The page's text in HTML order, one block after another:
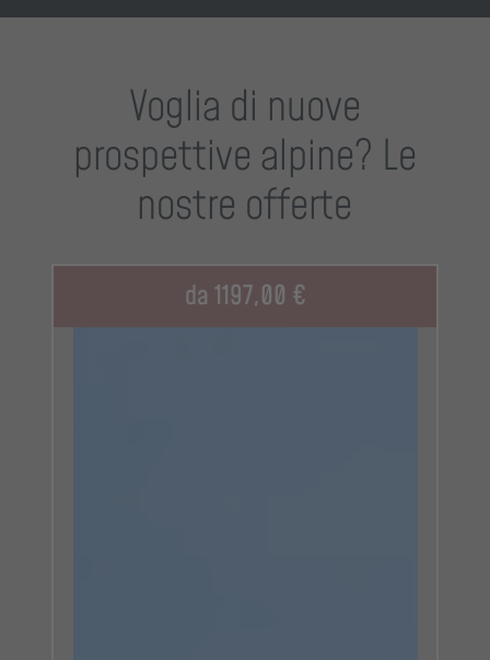
Voglia di nuove
prospettive alpine? Le
nostre offerte
da 1197,00 €